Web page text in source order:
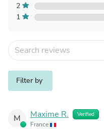
2
1
Filter by
M Maxime R. Verified
France